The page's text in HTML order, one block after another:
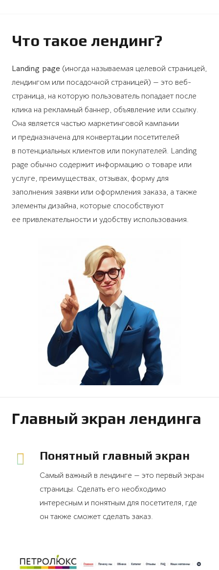
Что такое лендинг?
Landing page (иногда называемая целевой страницей,
лендингом или посадочной страницей) — это веб-
страница, на которую пользователь попадает после
клика на рекламный баннер, объявление или ссылку.
Она является частью маркетинговой кампании
и предназначена для конвертации посетителей
в потенциальных клиентов или покупателей. Landing
page обычно содержит информацию о товаре или
услуге, преимуществах, отзывах, форму для
заполнения заявки или оформления заказа, а также
элементы дизайна, которые способствуют
ее привлекательности и удобству использования.
Главный экран лендинга
Понятный главный экран
Самый важный в лендинге — это первый экран
страницы. Сделать его необходимо
интересным и понятным для посетителя, где
он также сможет сделать заказ.